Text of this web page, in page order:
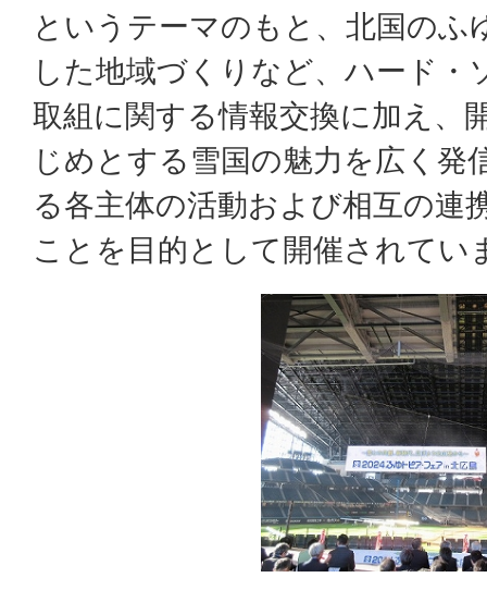
というテーマのもと、北国のふ
した地域づくりなど、ハード・
取組に関する情報交換に加え、
じめとする雪国の魅力を広く発
る各主体の活動および相互の連
ことを目的として開催されてい